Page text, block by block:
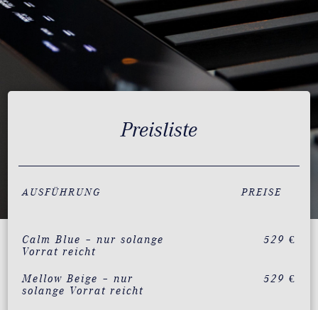
Preisliste
AUSFÜHRUNG PREISE
Calm Blue – nur solange
Vorrat reicht
529 €
Mellow Beige – nur
solange Vorrat reicht
529 €